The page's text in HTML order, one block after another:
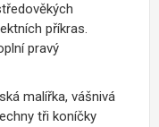
příkras.
pravý
malířka, vášnivá
tři koníčky